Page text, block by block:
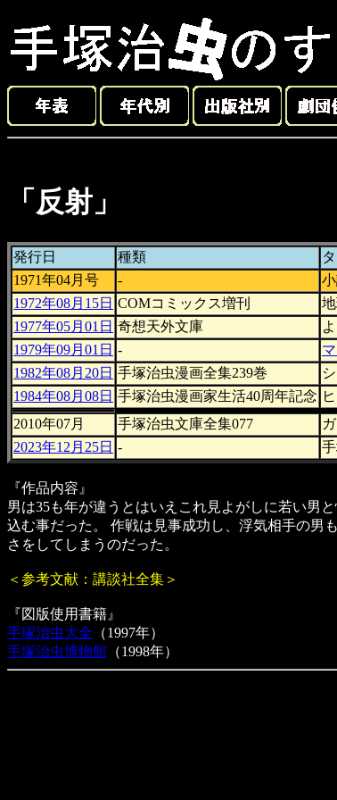
「反射」
発行日 種類
1971年04月号
-
1972年08月15日 COMコミックス増刊
1977年05月01日 奇想天外文庫
1979年09月01日 -
1982年08月20日 手塚治虫漫画全集239巻
1984年08月08日 手塚治虫漫画家生活40周年記念
2010年07月
手塚治虫文庫全集077
2023年12月25日 -
『作品内容』
男は35も年が違うとはいえこれ見よがしに若い男
込む事だった。 作戦は見事成功し、浮気相手の男
さをしてしまうのだった。
＜参考文献：講談社全集＞
『図版使用書籍』
手塚治虫大全 （1997年）
手塚治虫博物館 （1998年）